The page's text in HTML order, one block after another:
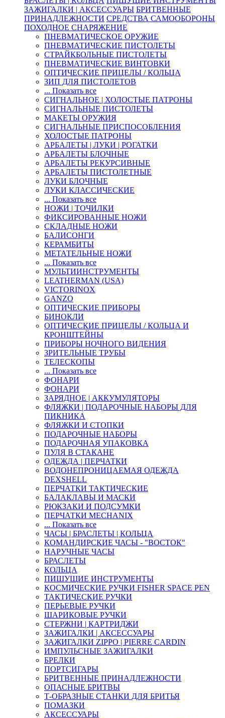
ЗАЖИГАЛКИ | АКСЕССУАРЫ БРИТВЕННЫЕ
ПРИНАДЛЕЖНОСТИ СРЕДСТВА САМООБОРОНЫ
ПОХОДНОЕ СНАРЯЖЕНИЕ
ПНЕВМАТИЧЕСКОЕ ОРУЖИЕ
ПНЕВМАТИЧЕСКИЕ ПИСТОЛЕТЫ
СТРАЙКБОЛЬНЫЕ ПИСТОЛЕТЫ
ПНЕВМАТИЧЕСКИЕ ВИНТОВКИ
ОПТИЧЕСКИЕ ПРИЦЕЛЫ / КОЛЬЦА
ЗИП ДЛЯ ПИСТОЛЕТОВ
... Показать все
СИГНАЛЬНОЕ | ХОЛОСТЫЕ ПАТРОНЫ
СИГНАЛЬНЫЕ ПИСТОЛЕТЫ
МАКЕТЫ ОРУЖИЯ
СИГНАЛЬНЫЕ ПРИСПОСОБЛЕНИЯ
ХОЛОСТЫЕ ПАТРОНЫ
АРБАЛЕТЫ | ЛУКИ | РОГАТКИ
АРБАЛЕТЫ БЛОЧНЫЕ
АРБАЛЕТЫ РЕКУРСИВНЫЕ
АРБАЛЕТЫ ПИСТОЛЕТНЫЕ
ЛУКИ БЛОЧНЫЕ
ЛУКИ КЛАССИЧЕСКИЕ
... Показать все
НОЖИ | ТОЧИЛКИ
ФИКСИРОВАННЫЕ НОЖИ
СКЛАДНЫЕ НОЖИ
БАЛИСОНГИ
КЕРАМБИТЫ
МЕТАТЕЛЬНЫЕ НОЖИ
... Показать все
МУЛЬТИИНСТРУМЕНТЫ
LEATHERMAN (USA)
VICTORINOX
GANZO
ОПТИЧЕСКИЕ ПРИБОРЫ
БИНОКЛИ
ОПТИЧЕСКИЕ ПРИЦЕЛЫ / КОЛЬЦА И
КРОНШТЕЙНЫ
ПРИБОРЫ НОЧНОГО ВИДЕНИЯ
ЗРИТЕЛЬНЫЕ ТРУБЫ
ТЕЛЕСКОПЫ
... Показать все
ФОНАРИ
ФОНАРИ
ЗАРЯДНОЕ | АККУМУЛЯТОРЫ
ФЛЯЖКИ | ПОДАРОЧНЫЕ НАБОРЫ ДЛЯ
ПИКНИКА
ФЛЯЖКИ И СТОПКИ
ПОДАРОЧНЫЕ НАБОРЫ
ПОДАРОЧНАЯ УПАКОВКА
ПУЛЯ В СТАКАНЕ
ОДЕЖДА | ПЕРЧАТКИ
ВОДОНЕПРОНИЦАЕМАЯ ОДЕЖДА
DEXSHELL
ПЕРЧАТКИ ТАКТИЧЕСКИЕ
БАЛАКЛАВЫ И МАСКИ
РЮКЗАКИ И ПОДСУМКИ
ПЕРЧАТКИ MECHANIX
... Показать все
ЧАСЫ | БРАСЛЕТЫ | КОЛЬЦА
КОМАНДИРСКИЕ ЧАСЫ - "ВОСТОК"
НАРУЧНЫЕ ЧАСЫ
БРАСЛЕТЫ
КОЛЬЦА
ПИШУЩИЕ ИНСТРУМЕНТЫ
КОСМИЧЕСКИЕ РУЧКИ FISHER SPACE PEN
ТАКТИЧЕСКИЕ РУЧКИ
ПЕРЬЕВЫЕ РУЧКИ
ШАРИКОВЫЕ РУЧКИ
СТЕРЖНИ | КАРТРИДЖИ
ЗАЖИГАЛКИ | АКСЕССУАРЫ
ЗАЖИГАЛКИ ZIPPO | PIERRE CARDIN
ИМПУЛЬСНЫЕ ЗАЖИГАЛКИ
БРЕЛКИ
ПОРТСИГАРЫ
БРИТВЕННЫЕ ПРИНАДЛЕЖНОСТИ
ОПАСНЫЕ БРИТВЫ
Т-ОБРАЗНЫЕ СТАНКИ ДЛЯ БРИТЬЯ
ПОМАЗКИ
АКСЕССУАРЫ